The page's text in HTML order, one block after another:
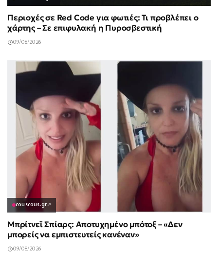
Περιοχές σε Red Code για φωτιές: Τι προβλέπει ο
χάρτης – Σε επιφυλακή η Πυροσβεστική
09/08/2026
couscous.gr↗
Μπρίτνεϊ Σπίαρς: Αποτυχημένο μπότοξ – «Δεν
μπορείς να εμπιστευτείς κανέναν»
09/08/2026